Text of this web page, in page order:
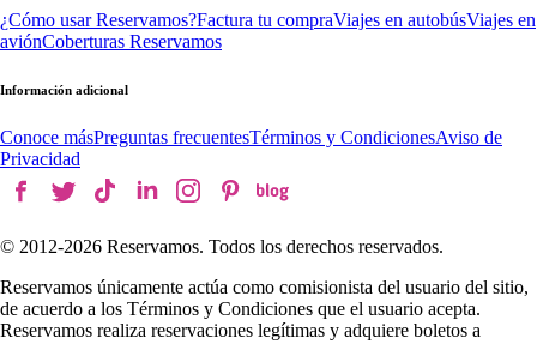
¿Cómo usar Reservamos?Factura tu compraViajes en autobúsViajes en
aviónCoberturas Reservamos
Información adicional
Conoce másPreguntas frecuentesTérminos y CondicionesAviso de
Privacidad
© 2012-2026 Reservamos. Todos los derechos reservados.
Reservamos únicamente actúa como comisionista del usuario del sitio,
de acuerdo a los Términos y Condiciones que el usuario acepta.
Reservamos realiza reservaciones legítimas y adquiere boletos a